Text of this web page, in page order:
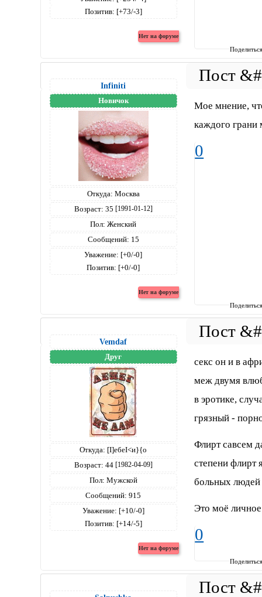
Позитив: [+73/-3]
Infiniti
Новичок
Откуда: Москва
Возраст: 35 [1991-01-12]
Пол: Женский
Сообщений: 15
Уважение: [+0/-0]
Позитив: [+0/-0]
Мое мнение,
каждого грани
0
Vemdaf
Друг
Откуда: [I]ебеI<и}{о
Возраст: 44 [1982-04-09]
Пол: Мужской
Сообщений: 915
Уважение: [+10/-0]
Позитив: [+14/-5]
секс он и в
меж двумя
в эротике,
грязный -
Флирт савсем
степени флирт
больных людей
Это моё
0